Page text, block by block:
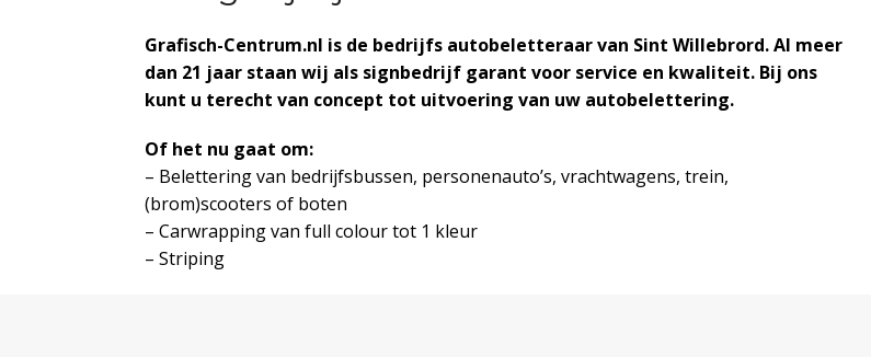
Grafisch-Centrum.nl is de bedrijfs autobeletteraar van Sint Willebrord. Al meer
dan 21 jaar staan wij als signbedrijf garant voor service en kwaliteit. Bij ons
kunt u terecht van concept tot uitvoering van uw autobelettering.
Of het nu gaat om:
– Belettering van bedrijfsbussen, personenauto’s, vrachtwagens, trein,
(brom)scooters of boten
– Carwrapping van full colour tot 1 kleur
– Striping